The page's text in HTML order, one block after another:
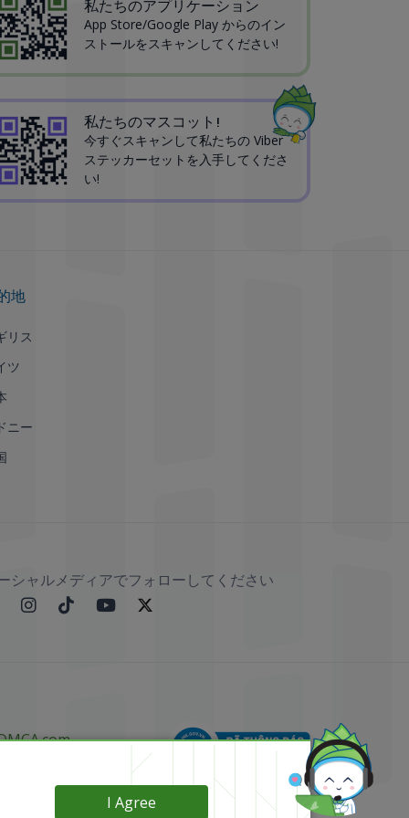
私たちのアプリケーション
App Store/Google Play からのイン
ストールをスキャンしてください!
私たちのマスコット!
今すぐスキャンして私たちの Viber
ステッカーセットを入手してくださ
い!
地
リス
ツ
ニー
シャルメディアでフォローしてください
I Agree